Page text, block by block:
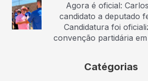
Agora é oficial:
candidato a deputado
Candidatura foi
convenção partidária
Catégorias